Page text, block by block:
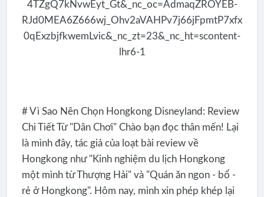
# Vì Sao Nên Chọn Hongkong Disneyland: Review
Chi Tiết Từ "Dân Chơi" Chào bạn đọc thân mến! Lại
là mình đây, tác giả của loạt bài review về
Hongkong như "Kinh nghiệm du lịch Hongkong
một mình từ Thượng Hải" và "Quán ăn ngon - bổ -
rẻ ở Hongkong". Hôm nay, mình xin phép khép lại